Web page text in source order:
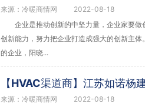
来源：冷暖商情网
2022-08-18
企业是推动创新的中坚力量，企业家要
创新能力，努力把企业打造成强大的创新主
的企业，阳晓...
【HVAC渠道商】江苏如诺杨
来源：冷暖商情网
2022-08-18